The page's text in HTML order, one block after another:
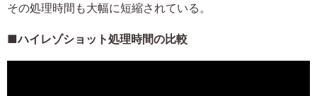
その処理時間も大幅に短縮されている。
■ハイレゾショット処理時間の比較